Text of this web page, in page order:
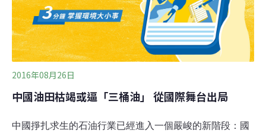
2016年08月26日
中國油田枯竭或逼「三桶油」 從國際舞台出局
中國掙扎求生的石油行業已經進入一個嚴峻的新階段：國